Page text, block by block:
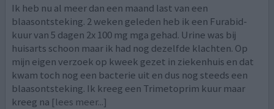
Ik heb nu al meer dan een maand last van een
blaasontsteking. 2 weken geleden heb ik een Furabid-
kuur van 5 dagen 2x 100 mg mga gehad. Urine was bij
huisarts schoon maar ik had nog dezelfde klachten. Op
mijn eigen verzoek op kweek gezet in ziekenhuis en dat
kwam toch nog een bacterie uit en dus nog steeds een
blaasontsteking. Ik kreeg een Trimetoprim kuur maar
kreeg na [lees meer...]